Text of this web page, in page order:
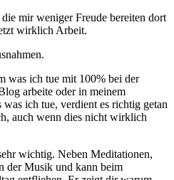
mir weniger Freude bereiten dort
wirklich Arbeit.
was ich tue mit 100% bei der
arbeite oder in meinem
ich tue, verdient es richtig getan
auch wenn dies nicht wirklich
wichtig. Neben Meditationen,
der Musik und kann beim